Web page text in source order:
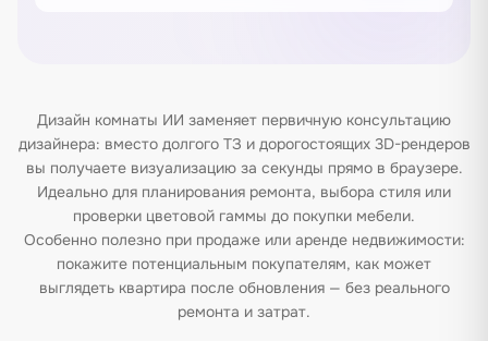
Дизайн комнаты ИИ заменяет первичную консультацию
дизайнера: вместо долгого ТЗ и дорогостоящих 3D-рендеров
вы получаете визуализацию за секунды прямо в браузере.
Идеально для планирования ремонта, выбора стиля или
проверки цветовой гаммы до покупки мебели.
Особенно полезно при продаже или аренде недвижимости:
покажите потенциальным покупателям, как может
выглядеть квартира после обновления — без реального
ремонта и затрат.